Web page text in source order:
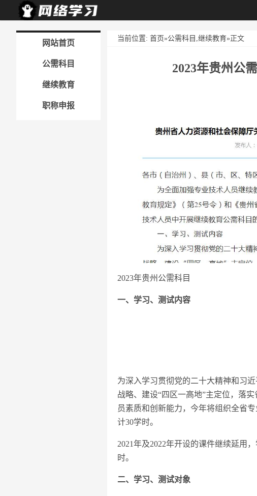
网站首页
公需科目
继续教育
职称申报
当前位置:首页»公需科目 ,继续教育»正文
2023年贵州公
2023年贵州公需科目
一、学习、测试内容
为深入学习贯彻党的二十大精神和习
战略、建设“四区一高地”主定位，落
员素质和创新能力，今年将组织全省
计30学时。
2021年及2022年开设的课件继续延用
时。
二、学习、测试对象